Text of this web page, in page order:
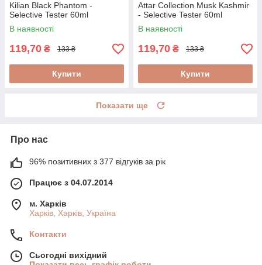
Kilian Black Phantom -
Selective Tester 60ml
В наявності
119,70 ₴ 133 ₴
Купити
Attar Collection Musk Kashmir
- Selective Tester 60ml
В наявності
119,70 ₴ 133 ₴
Купити
Показати ще
Про нас
96% позитивних з 377 відгуків за рік
Працює з 04.07.2014
м. Харків
Харків, Харків, Україна
Контакти
Сьогодні вихідний